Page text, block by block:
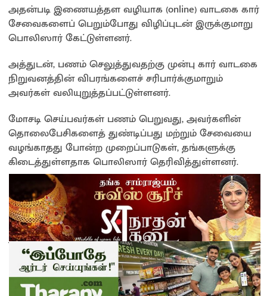
அதன்படி இணையத்தள வழியாக (online) வாடகை கார்
சேவைகளைப் பெறும்போது விழிப்புடன் இருக்குமாறு
பொலிஸார் கேட்டுள்ளனர்.
அத்துடன், பணம் செலுத்துவதற்கு முன்பு கார் வாடகை
நிறுவனத்தின் விபரங்களைச் சரிபார்க்குமாறும்
அவர்கள் வலியுறுத்தப்பட்டுள்ளனர்.
மோசடி செய்பவர்கள் பணம் பெறுவது, அவர்களின்
தொலைபேசிகளைத் துண்டிப்பது மற்றும் சேவையை
வழங்காதது போன்ற முறைப்பாடுகள், தங்களுக்கு
கிடைத்துள்ளதாக பொலிஸார் தெரிவித்துள்ளனர்.